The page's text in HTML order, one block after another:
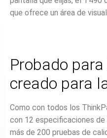
que ofrece un área de
Probado
creado para
Como con todos los
con 12 especificaciones
más de 200 pruebas de